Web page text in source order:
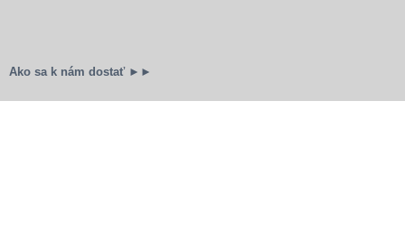
Ako sa k nám dostať ►►